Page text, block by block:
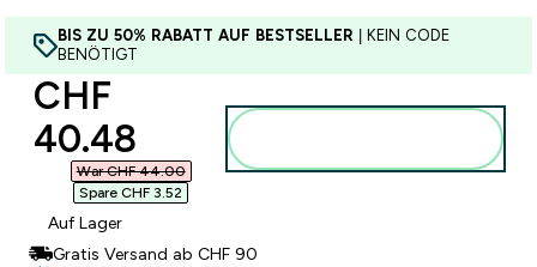
BIS ZU 50% RABATT AUF BESTSELLER | KEIN CODE
BENÖTIGT
discounted price
CHF
40.48‎
War CHF 44.00‎
Spare CHF 3.52‎
Auf Lager
Gratis Versand ab CHF 90